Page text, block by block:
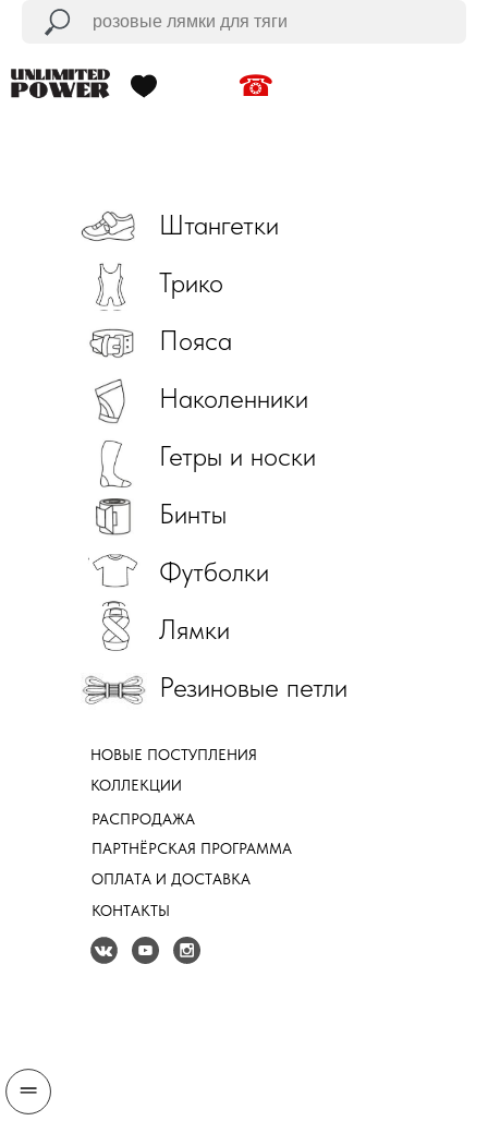
☎
Трико
Футболки
Лямки
Пояса
Наколенники
Гетры и носки
Бинты
Резиновые петли
НОВЫЕ ПОСТУПЛЕНИЯ
КОЛЛЕКЦИИ
ПАРТНЁРСКАЯ ПРОГРАММА
КОНТАКТЫ
ОПЛАТА И ДОСТАВКА
РАСПРОДАЖА
Штангетки